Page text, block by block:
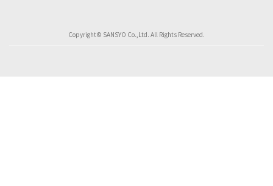
Copyright© SANSYO Co.,Ltd. All Rights Reserved.